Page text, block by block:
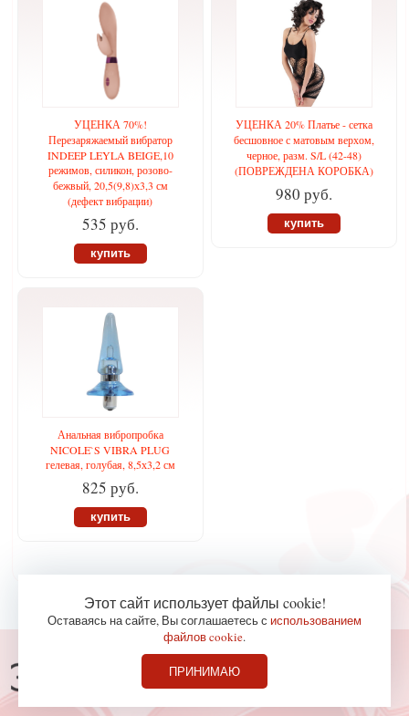
УЦЕНКА 70%!
Перезаряжаемый вибратор
INDEEP LEYLA BEIGE,10
режимов, силикон, розово-
бежвый, 20,5(9,8)х3,3 см
(дефект вибрации)
535 руб.
купить
УЦЕНКА 20% Платье - сетка
бесшовное с матовым верхом,
черное, разм. S/L (42-48)
(ПОВРЕЖДЕНА КОРОБКА)
980 руб.
купить
Анальная вибропробка
NICOLE`S VIBRA PLUG
гелевая, голубая, 8,5х3,2 см
825 руб.
купить
Консультации по телефону
Этот сайт использует файлы cookie!
Оставаясь на сайте, Вы соглашаетесь с использованием
файлов cookie.
ПРИНИМАЮ